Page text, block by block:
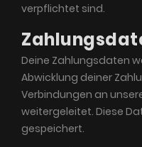
verpflichtet sind.
Deine Zahlungsdaten
Abwicklung deiner
Verbindungen an
weitergeleitet. Diese
gespeichert.